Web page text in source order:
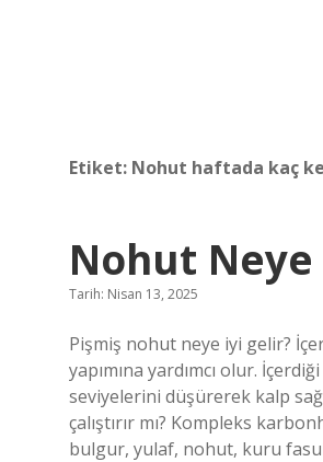
Etiket: Nohut haftada kaç
Nohut
Tarih: Nisan 13, 2025
Pişmiş nohut neye iyi gelir?
yapımına yardımcı olur.
seviyelerini düşürerek kalp
çalıştırır mı? Kompleks
bulgur, yulaf, nohut, kuru